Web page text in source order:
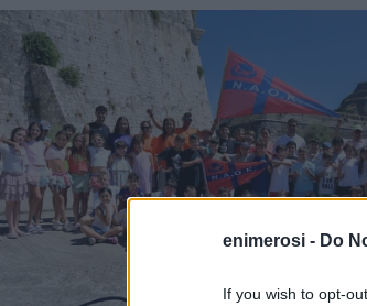
enimerosi - Do
If you wish to opt-